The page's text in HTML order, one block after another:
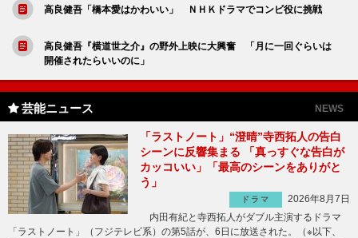
高良健吾「橋本愛はかわいい」 ＮＨＫドラマでコンビ役に挑戦
高良健吾『横道世之介』の野外上映に大興奮 「月に一回ぐらいは
開催されたらいいのに」
芸能ニュース NEWS
「ラストノート」“澄晴”寺西拓人の告白
シーンに反響集まる 「真っすぐな告白が
カッコいい」「最高のシーンをありがと
う」
ドラマ
2026年8月7日
内田有紀と寺西拓人がダブル主演するドラマ
「ラストノート」（フジテレビ系）の第5話が、6日に放送された。（※以下、